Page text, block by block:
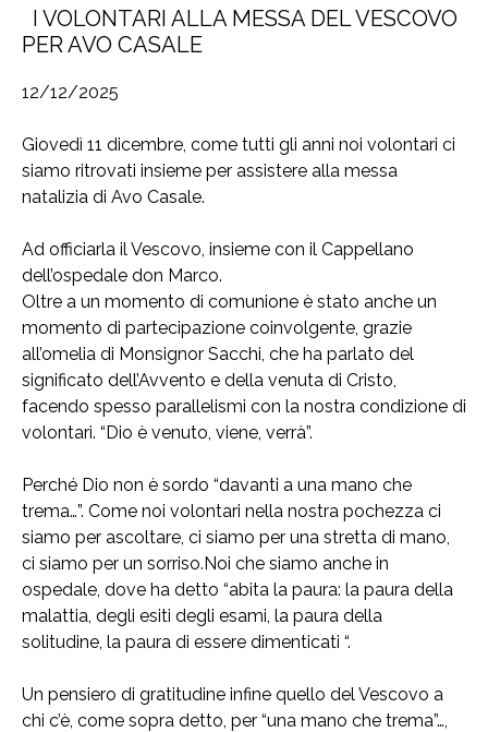
I VOLONTARI ALLA MESSA DEL VESCOVO
PER AVO CASALE
12/12/2025
Giovedì 11 dicembre, come tutti gli anni noi volontari ci
siamo ritrovati insieme per assistere alla messa
natalizia di Avo Casale.
Ad officiarla il Vescovo, insieme con il Cappellano
dell’ospedale don Marco.
Oltre a un momento di comunione è stato anche un
momento di partecipazione coinvolgente, grazie
all’omelia di Monsignor Sacchi, che ha parlato del
significato dell’Avvento e della venuta di Cristo,
facendo spesso parallelismi con la nostra condizione di
volontari. “Dio è venuto, viene, verrà”.
Perché Dio non è sordo “davanti a una mano che
trema…”. Come noi volontari nella nostra pochezza ci
siamo per ascoltare, ci siamo per una stretta di mano,
ci siamo per un sorriso.Noi che siamo anche in
ospedale, dove ha detto “abita la paura: la paura della
malattia, degli esiti degli esami, la paura della
solitudine, la paura di essere dimenticati “.
Un pensiero di gratitudine infine quello del Vescovo a
chi c’è, come sopra detto, per “una mano che trema”…,